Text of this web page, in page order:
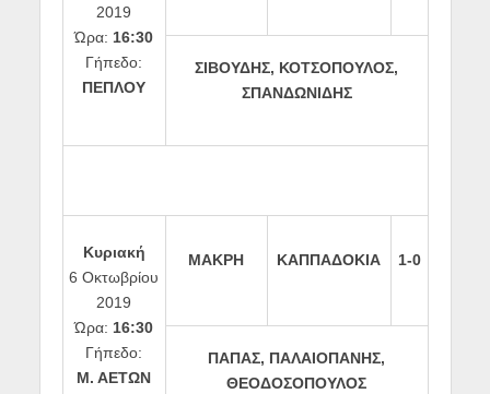
2019
Ώρα: 16:30
Γήπεδο:
ΠΕΠΛΟΥ
ΣΙΒΟΥΔΗΣ, ΚΟΤΣΟΠΟΥΛΟΣ,
ΣΠΑΝΔΩΝΙΔΗΣ
Κυριακή
6 Οκτωβρίου
2019
Ώρα: 16:30
Γήπεδο:
Μ. ΑΕΤΩΝ
ΜΑΚΡΗ ΚΑΠΠΑΔΟΚΙΑ 1-0
ΠΑΠΑΣ, ΠΑΛΑΙΟΠΑΝΗΣ,
ΘΕΟΔΟΣΟΠΟΥΛΟΣ